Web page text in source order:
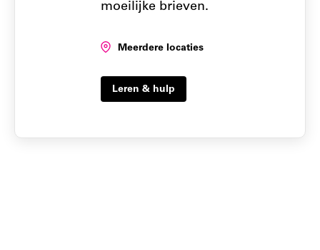
moeilijke brieven.
Locatie:
Meerdere locaties
Leren & hulp